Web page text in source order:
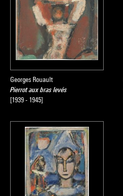
Georges Rouault
Pierrot aux bras levés
[1939 - 1945]